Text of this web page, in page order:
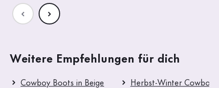
Weitere Empfehlungen für dich
Cowboy Boots in Beige
Herbst-Winter Cowboy